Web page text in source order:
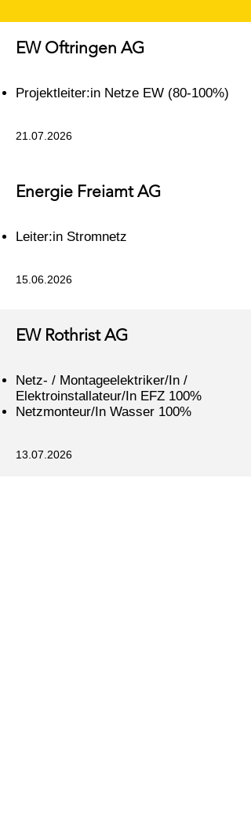
EW Oftringen AG
Projektleiter:in Netze EW (80-100%)
21.07.2026
Energie Freiamt AG
Leiter:in Stromnetz
15.06.2026
EW Rothrist AG
Netz- / Montageelektriker/In /
Elektroinstallateur/In EFZ 100%
Netzmonteur/In Wasser 100%
13.07.2026